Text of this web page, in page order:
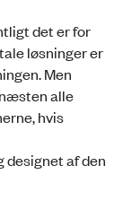
det er for
løsninger er
Men
alle
hvis
af den